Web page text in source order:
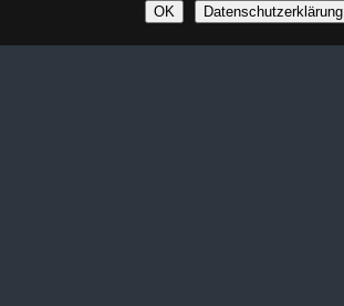
OK Datenschutzerklärung